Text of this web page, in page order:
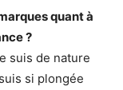
quant à
?
suis de nature
si plongée